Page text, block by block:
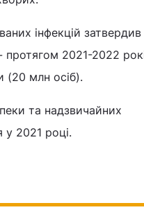
інфекцій затвердив
2021-2022
(20 млн осіб).
та надзвичайних
у 2021 році.